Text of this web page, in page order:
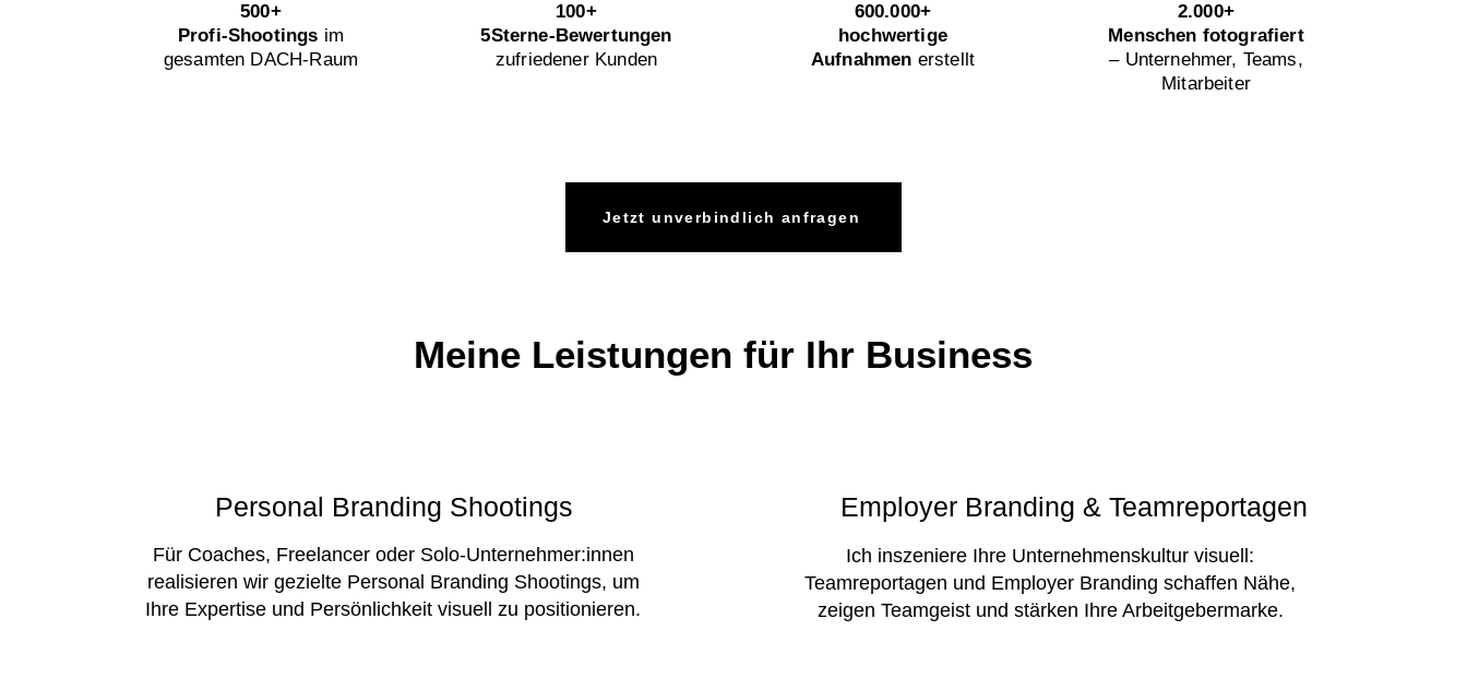
500+
Profi-Shootings im
gesamten DACH-Raum
100+
5Sterne-Bewertungen
zufriedener Kunden
600.000+
hochwertige
Aufnahmen erstellt
2.000+
Menschen fotografiert
– Unternehmer, Teams,
Mitarbeiter
Jetzt unverbindlich anfragen
Meine Leistungen für Ihr Business
Personal Branding Shootings
Für Coaches, Freelancer oder Solo-Unternehmer:innen
realisieren wir gezielte Personal Branding Shootings, um
Ihre Expertise und Persönlichkeit visuell zu positionieren.
Employer Branding & Teamreportagen
Ich inszeniere Ihre Unternehmenskultur visuell:
Teamreportagen und Employer Branding schaffen Nähe,
zeigen Teamgeist und stärken Ihre Arbeitgebermarke.